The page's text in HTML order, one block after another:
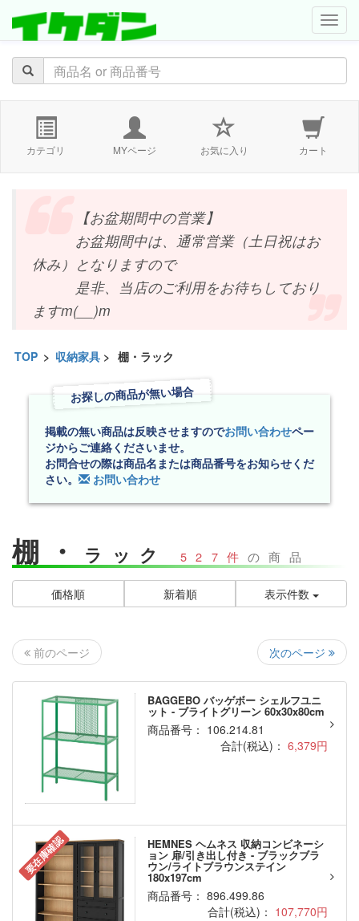
カテゴリ MYページ お気に入り カート
【お盆期間中の営業】
お盆期間中は、通常営業（土日祝はお
休み）となりますので
是非、当店のご利用をお待ちしており
ますm(__)m
TOP > 収納家具 > 棚・ラック
お探しの商品が無い場合
掲載の無い商品は反映させますのでお問い合わせペー
ジからご連絡くださいませ。
お問合せの際は商品名または商品番号をお知らせくだ
さい。
お問い合わせ
棚・ ラック527件の商品
価格順 新着順 表示件数
前のページ 次のページ
BAGGEBO バッゲボー シェルフユニ
ット - ブライトグリーン 60x30x80cm
商品番号： 106.214.81
合計(税込)： 6,379円
要在庫確認 HEMNES ヘムネス 収納コンビネーシ
ョン 扉/引き出し付き - ブラックブラ
ウン/ライトブラウンステイン
180x197cm
商品番号： 896.499.86
合計(税込)： 107,770円